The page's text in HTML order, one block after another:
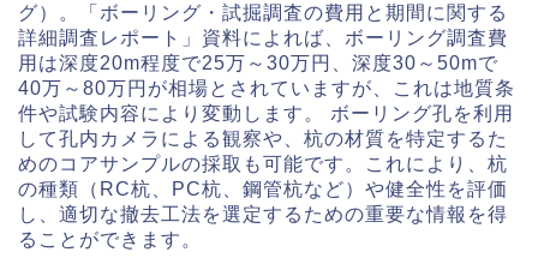
グ）。「ボーリング・試掘調査の費用と期間に関する
詳細調査レポート」資料によれば、ボーリング調査費
用は深度20m程度で25万～30万円、深度30～50mで
40万～80万円が相場とされていますが、これは地質条
件や試験内容により変動します。 ボーリング孔を利用
して孔内カメラによる観察や、杭の材質を特定するた
めのコアサンプルの採取も可能です。これにより、杭
の種類（RC杭、PC杭、鋼管杭など）や健全性を評価
し、適切な撤去工法を選定するための重要な情報を得
ることができます。